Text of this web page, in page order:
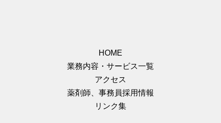
HOME
業務内容・サービス一覧
アクセス
薬剤師、事務員採用情報
リンク集